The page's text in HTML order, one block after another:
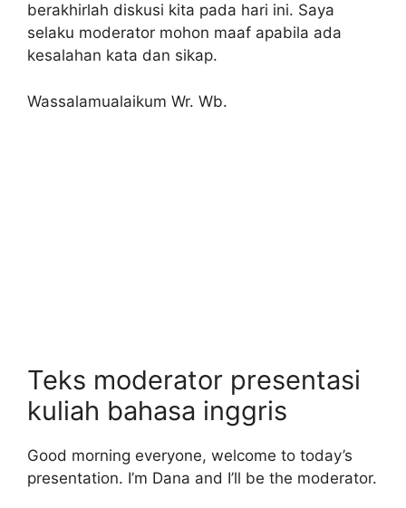
berakhirlah diskusi kita pada hari ini. Saya
selaku moderator mohon maaf apabila ada
kesalahan kata dan sikap.
Wassalamualaikum Wr. Wb.
Teks moderator presentasi
kuliah bahasa inggris
Good morning everyone, welcome to today’s
presentation. I’m Dana and I’ll be the moderator.